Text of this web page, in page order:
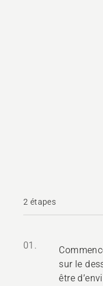
2 étapes
01.
sur le
être